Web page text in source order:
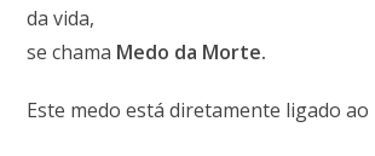
da vida,
se chama Medo da Morte.
Este medo está diretamente ligado ao